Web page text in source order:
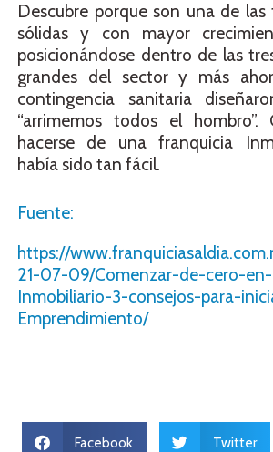
Descubre porque son una de las
sólidas y con mayor
posicionándose dentro de las
grandes del sector y más
contingencia sanitaria
“arrimemos todos el hombro”.
hacerse de una franquicia
había sido tan fácil.
Fuente:
https://
21-07-09/Comenzar-de-cero-
Inmobiliario-3-consejos-para-
Emprendimiento/
Facebook Twitter